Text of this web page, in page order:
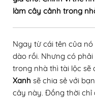
làm cây cảnh trong
Ngay từ cái tên của
dào rồi. Nhưng có
trong nhà thì tài lộc sẽ
Xanh sẽ chia sẻ với
cây này. Đồng thời chỉ